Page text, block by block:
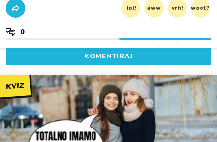
lol! aww vrh! woot?!
0
KOMENTIRAJ
KVIZ